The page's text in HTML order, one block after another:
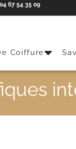
04 67 54 35 09
Coiffure